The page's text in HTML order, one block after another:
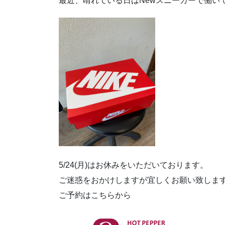
5/24(月)はお休みをいただいております。
ご迷惑をおかけしますが宜しくお願い致します
ご予約はこちらから